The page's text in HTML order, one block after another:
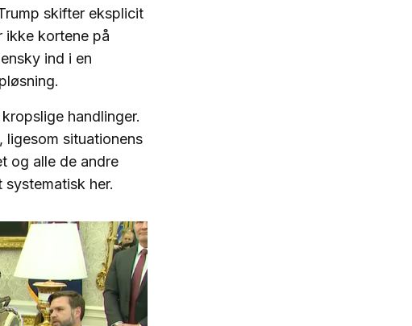
skifter eksplicit
ikke kortene på
ind i en
handlinger.
situationens
og alle de andre
her.